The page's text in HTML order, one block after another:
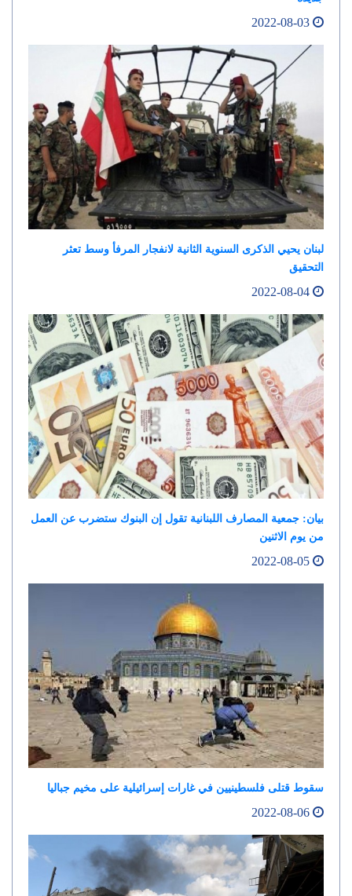
لبنان يحيي الذكرى السنوية الثانية لانفجار المرفأ وسط تعثر
التحقيق
بيان: جمعية المصارف اللبنانية تقول إن البنوك ستضرب عن العمل
من يوم الاثنين
سقوط قتلى فلسطينيين في غارات إسرائيلية على مخيم جباليا